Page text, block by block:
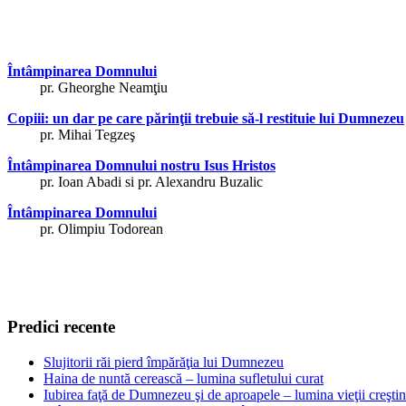
Întâmpinarea Domnului
pr. Gheorghe Neamţiu
Copiii: un dar pe care părinţii trebuie să-l restituie lui Dumnezeu
pr. Mihai Tegzeş
Întâmpinarea Domnului nostru Isus Hristos
pr. Ioan Abadi si pr. Alexandru Buzalic
Întâmpinarea Domnului
pr. Olimpiu Todorean
Predici recente
Slujitorii răi pierd împărăţia lui Dumnezeu
Haina de nuntă cerească – lumina sufletului curat
Iubirea faţă de Dumnezeu şi de aproapele – lumina vieţii